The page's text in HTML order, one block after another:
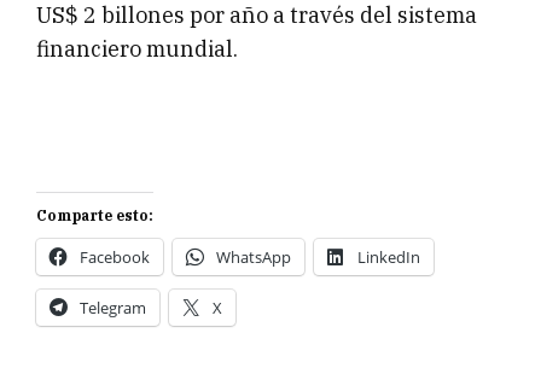
US$ 2 billones por año a través del sistema
financiero mundial.
Comparte esto:
Facebook WhatsApp LinkedIn
Telegram X